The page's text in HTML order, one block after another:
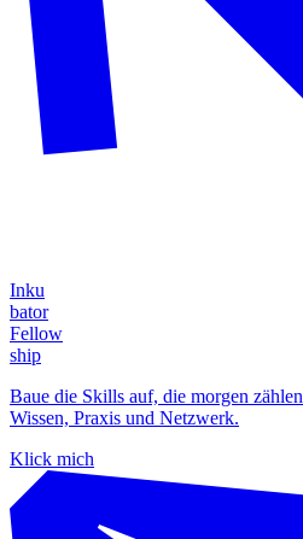
Inku
bator
Fellow
ship
Baue die Skills auf, die morgen
Wissen, Praxis und Netzwerk.
Klick mich